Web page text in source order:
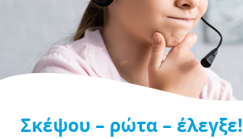
Σκέψου – ρώτα – έλεγξε!